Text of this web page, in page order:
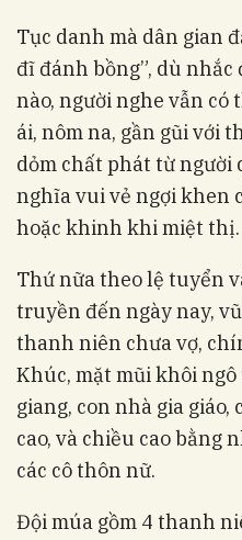
Tục danh mà dân gian
đĩ đánh bồng”, dù
nào, người nghe vẫn có
ái, nôm na, gần gũi với
dỏm chất phát từ người
nghĩa vui vẻ ngợi khen
hoặc khinh khi miệt thị.
Thứ nữa theo lệ tuyển
truyền đến ngày nay,
thanh niên chưa vợ,
Khúc, mặt mũi khôi
giang, con nhà gia
cao, và chiều cao bằng
các cô thôn nữ.
Đội múa gồm 4 thanh